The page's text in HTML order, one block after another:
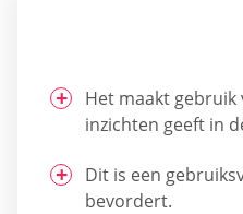
Het maakt
inzichten geeft in
Dit is een
bevordert.